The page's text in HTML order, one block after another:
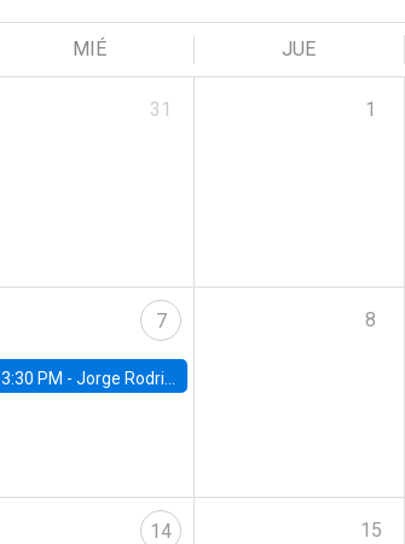
MIÉ JUE
31 1
7
3:30 PM -Jorge Rodriguez, Universidad de Los Andes
8
14 15